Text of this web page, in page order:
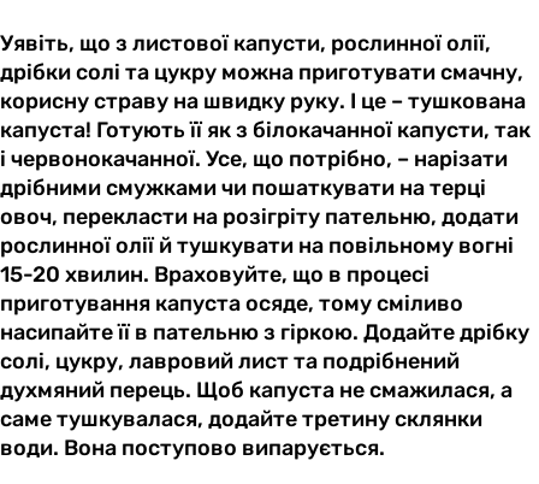
Уявіть, що з листової капусти, рослинної олії,
дрібки солі та цукру можна приготувати смачну,
корисну страву на швидку руку. І це – тушкована
капуста! Готують її як з білокачанної капусти, так
і червонокачанної. Усе, що потрібно, – нарізати
дрібними смужками чи пошаткувати на терці
овоч, перекласти на розігріту пательню, додати
рослинної олії й тушкувати на повільному вогні
15-20 хвилин. Враховуйте, що в процесі
приготування капуста осяде, тому сміливо
насипайте її в пательню з гіркою. Додайте дрібку
солі, цукру, лавровий лист та подрібнений
духмяний перець. Щоб капуста не смажилася, а
саме тушкувалася, додайте третину склянки
води. Вона поступово випарується.